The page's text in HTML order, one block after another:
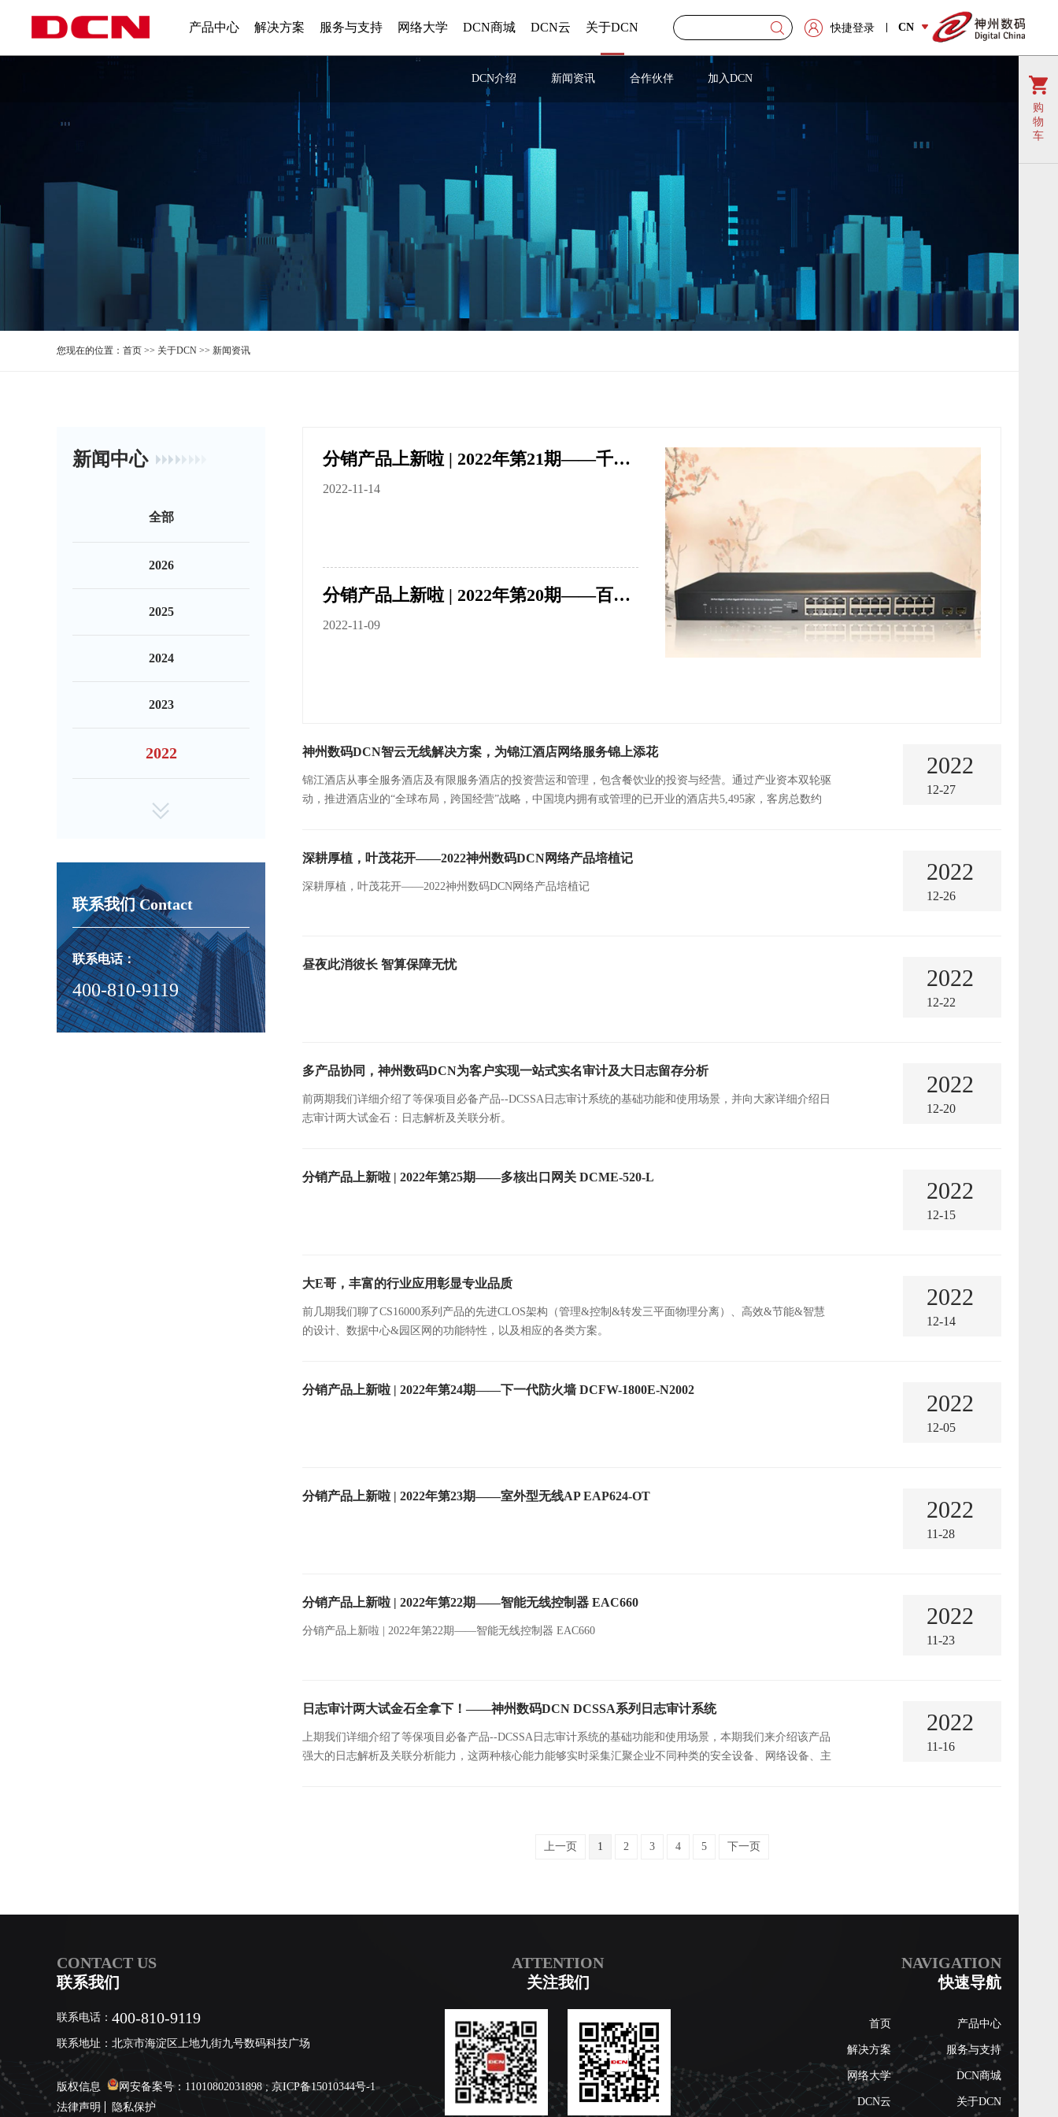
快捷登录 CN
产品中心 解决方案 服务与支持 网络大学 DCN商城 DCN云 关于DCN
DCN介绍 新闻资讯 合作伙伴 加入DCN
您现在的位置： 首页 >> 关于DCN >> 新闻资讯
新闻中心
全部
2026
2025
2024
2023
2022
联系我们 Contact
联系电话：
400-810-9119
分销产品上新啦 | 2022年第21期——千兆接入交换机 ES1226P
2022-11-14
分销产品上新啦 | 2022年第20期——百兆接入交换机 ES1008D
2022-11-09
2022
12-27
神州数码DCN智云无线解决方案，为锦江酒店网络服务锦上添花
锦江酒店从事全服务酒店及有限服务酒店的投资营运和管理，包含餐饮业的投资与经营。通过产业资本双轮驱
动，推进酒店业的“全球布局，跨国经营”战略，中国境内拥有或管理的已开业的酒店共5,495家，客房总数约
2022
12-26
深耕厚植，叶茂花开——2022神州数码DCN网络产品培植记
深耕厚植，叶茂花开——2022神州数码DCN网络产品培植记
2022
12-22
昼夜此消彼长 智算保障无忧
2022
12-20
多产品协同，神州数码DCN为客户实现一站式实名审计及大日志留存分析
前两期我们详细介绍了等保项目必备产品--DCSSA日志审计系统的基础功能和使用场景，并向大家详细介绍日
志审计两大试金石：日志解析及关联分析。
2022
12-15
分销产品上新啦 | 2022年第25期——多核出口网关 DCME-520-L
2022
12-14
大E哥，丰富的行业应用彰显专业品质
前几期我们聊了CS16000系列产品的先进CLOS架构（管理&控制&转发三平面物理分离）、高效&节能&智慧
的设计、数据中心&园区网的功能特性，以及相应的各类方案。
2022
12-05
分销产品上新啦 | 2022年第24期——下一代防火墙 DCFW-1800E-N2002
2022
11-28
分销产品上新啦 | 2022年第23期——室外型无线AP EAP624-OT
2022
11-23
分销产品上新啦 | 2022年第22期——智能无线控制器 EAC660
分销产品上新啦 | 2022年第22期——智能无线控制器 EAC660
2022
11-16
日志审计两大试金石全拿下！——神州数码DCN DCSSA系列日志审计系统
上期我们详细介绍了等保项目必备产品--DCSSA日志审计系统的基础功能和使用场景，本期我们来介绍该产品
强大的日志解析及关联分析能力，这两种核心能力能够实时采集汇聚企业不同种类的安全设备、网络设备、主
上一页 1 2 3 4 5 下一页
购
物
车
CONTACT US
联系我们
联系电话： 400-810-9119
联系地址：北京市海淀区上地九街九号数码科技广场
版权信息 网安备案号：11010802031898 ; 京ICP备15010344号-1
法律声明
隐私保护
ATTENTION
关注我们
NAVIGATION
快速导航
首页 产品中心
解决方案 服务与支持
网络大学 DCN商城
DCN云 关于DCN